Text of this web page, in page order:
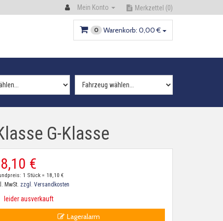
Mein Konto Merkzettel (0)
0 Warenkorb: 0,00 €
G-Klasse
10 €
1 Stück = 18,10 €
MwSt. zzgl. Versandkosten
leider ausverkauft
Lageralarm